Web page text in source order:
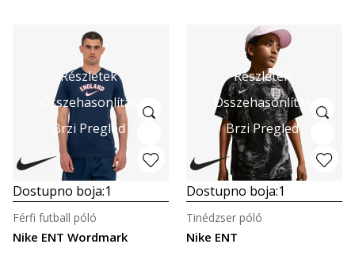
Részletek
Összehasonlítás
Brzi Pregled
Dostupno boja:1
Nike ENT Wordmark
Férfi futball póló
Részletek
Összehasonlítás
Brzi Pregled
Dostupno boja:1
Nike ENT
Tinédzser póló